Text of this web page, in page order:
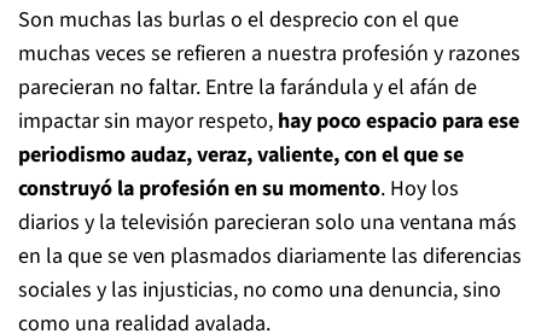
Son muchas las burlas o el desprecio con el que
muchas veces se refieren a nuestra profesión y razones
parecieran no faltar. Entre la farándula y el afán de
impactar sin mayor respeto, hay poco espacio para ese
periodismo audaz, veraz, valiente, con el que se
construyó la profesión en su momento. Hoy los
diarios y la televisión parecieran solo una ventana más
en la que se ven plasmados diariamente las diferencias
sociales y las injusticias, no como una denuncia, sino
como una realidad avalada.